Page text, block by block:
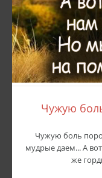
Чужую
Чужую боль
мудрые даем... А
же